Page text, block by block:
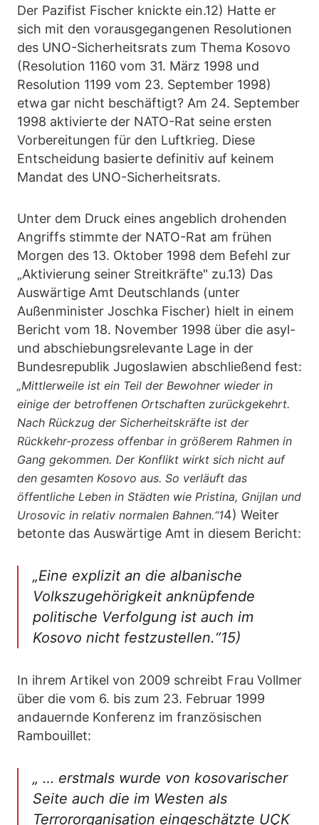
Der Pazifist Fischer knickte ein.12) Hatte er
sich mit den vorausgegangenen Resolutionen
des UNO-Sicherheitsrats zum Thema Kosovo
(Resolution 1160 vom 31. März 1998 und
Resolution 1199 vom 23. September 1998)
etwa gar nicht beschäftigt? Am 24. September
1998 aktivierte der NATO-Rat seine ersten
Vorbereitungen für den Luftkrieg. Diese
Entscheidung basierte definitiv auf keinem
Mandat des UNO-Sicherheitsrats.
Unter dem Druck eines angeblich drohenden
Angriffs stimmte der NATO-Rat am frühen
Morgen des 13. Oktober 1998 dem Befehl zur
„Aktivierung seiner Streitkräfte" zu.13) Das
Auswärtige Amt Deutschlands (unter
Außenminister Joschka Fischer) hielt in einem
Bericht vom 18. November 1998 über die asyl-
und abschiebungsrelevante Lage in der
Bundesrepublik Jugoslawien abschließend fest:
„Mittlerweile ist ein Teil der Bewohner wieder in
einige der betroffenen Ortschaften zurückgekehrt.
Nach Rückzug der Sicherheitskräfte ist der
Rückkehr-prozess offenbar in größerem Rahmen in
Gang gekommen. Der Konflikt wirkt sich nicht auf
den gesamten Kosovo aus. So verläuft das
öffentliche Leben in Städten wie Pristina, Gnijlan und
Urosovic in relativ normalen Bahnen.“14) Weiter
betonte das Auswärtige Amt in diesem Bericht:
„Eine explizit an die albanische
Volkszugehörigkeit anknüpfende
politische Verfolgung ist auch im
Kosovo nicht festzustellen.“15)
In ihrem Artikel von 2009 schreibt Frau Vollmer
über die vom 6. bis zum 23. Februar 1999
andauernde Konferenz im französischen
Rambouillet:
„ … erstmals wurde von kosovarischer
Seite auch die im Westen als
Terrororganisation eingeschätzte UÇK